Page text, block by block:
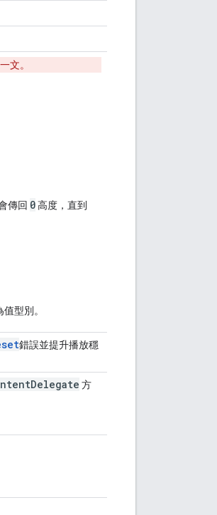
文。
傳回 0高度，直到
值型別。
錯誤並提升播放穩
方